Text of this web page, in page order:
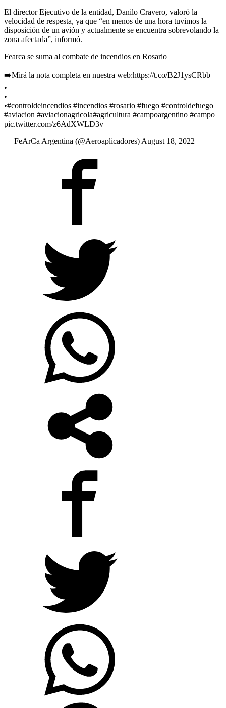
El director Ejecutivo de la entidad, Danilo Cravero, valoró la
velocidad de respesta, ya que “en menos de una hora tuvimos la
disposición de un avión y actualmente se encuentra sobrevolando la
zona afectada”, informó.
Fearca se suma al combate de incendios en Rosario
➡️Mirá la nota completa en nuestra web:https://t.co/B2J1ysCRbb
•
•
•#controldeincendios #incendios #rosario #fuego #controldefuego
#aviacion #aviacionagricola#agricultura #campoargentino #campo
pic.twitter.com/z6AdXWLD3v
— FeArCa Argentina (@Aeroaplicadores) August 18, 2022